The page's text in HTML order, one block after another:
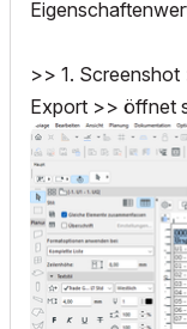
>> 1.
Export >> öffnet